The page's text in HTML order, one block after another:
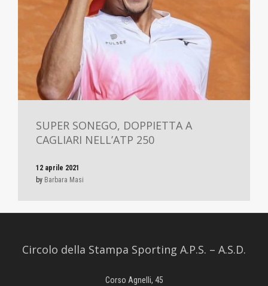
SUPER SONEGO, DOPPIETTA A
CAGLIARI NELL’ATP 250
12 aprile 2021
by Barbara Masi
Circolo della Stampa Sporting A.P.S. – A.S.D.
Corso Agnelli, 45